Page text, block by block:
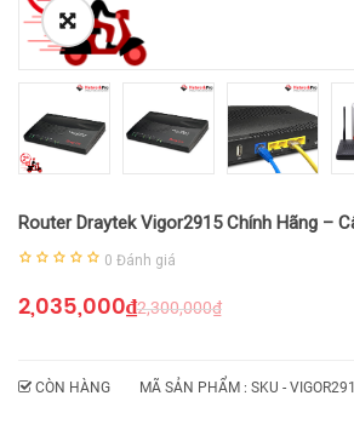
Router Draytek Vigor2915 Chính Hãng –
0 Đánh giá
2,300,000₫
2,035,000₫
CÒN HÀNG MÃ SẢN PHẨM : SKU -